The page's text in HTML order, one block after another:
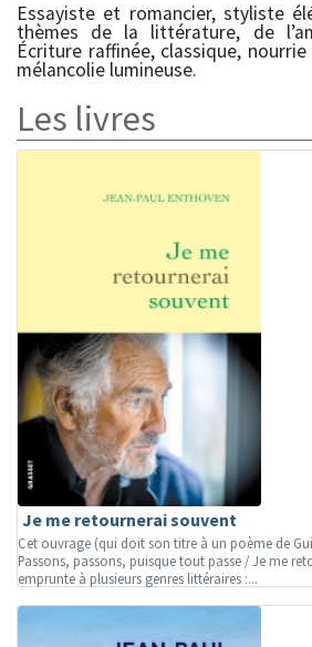
Essayiste et romancier, styliste
thèmes de la littérature, de
Écriture raffinée, classique,
mélancolie lumineuse.
Les livres
Je me retournerai souvent
Cet ouvrage (qui doit son titre à un poème de
Passons, passons, puisque tout passe / Je me
emprunte à plusieurs genres littéraires :...